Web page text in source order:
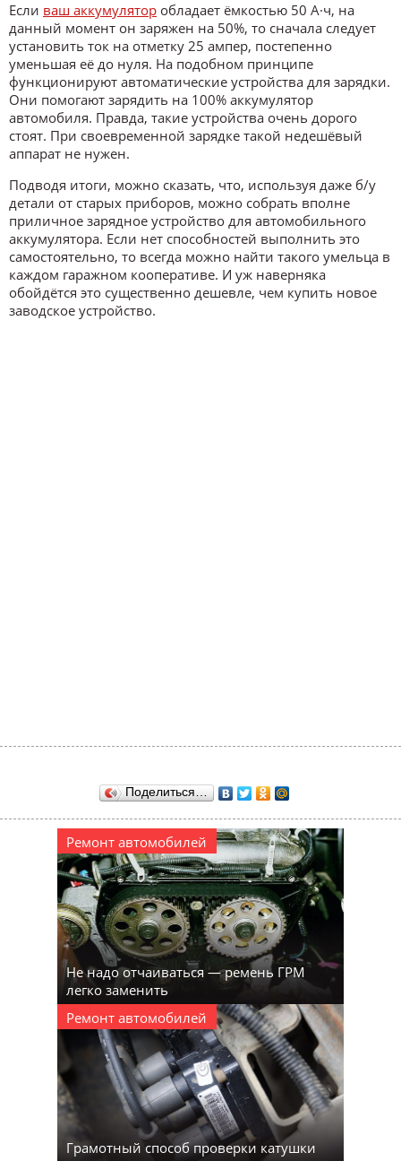
Если ваш аккумулятор обладает ёмкостью 50 А·ч, на
данный момент он заряжен на 50%, то сначала следует
установить ток на отметку 25 ампер, постепенно
уменьшая её до нуля. На подобном принципе
функционируют автоматические устройства для зарядки.
Они помогают зарядить на 100% аккумулятор
автомобиля. Правда, такие устройства очень дорого
стоят. При своевременной зарядке такой недешёвый
аппарат не нужен.
Подводя итоги, можно сказать, что, используя даже б/у
детали от старых приборов, можно собрать вполне
приличное зарядное устройство для автомобильного
аккумулятора. Если нет способностей выполнить это
самостоятельно, то всегда можно найти такого умельца в
каждом гаражном кооперативе. И уж наверняка
обойдётся это существенно дешевле, чем купить новое
заводское устройство.
Поделиться…
Ремонт автомобилей
Не надо отчаиваться — ремень ГРМ
легко заменить
Ремонт автомобилей
Грамотный способ проверки катушки